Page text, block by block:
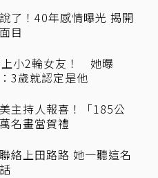
了！40年感情曝光 揭開
目
小2輪女友！ 她曝
3歲就認定是他
主持人報喜！「185公
名畫當賀禮
絡上田路路 她一聽這名